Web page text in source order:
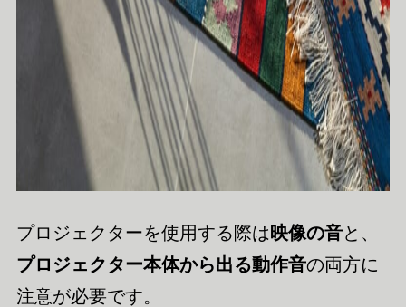
プロジェクターを使用する際は映像の音と、
プロジェクター本体から出る動作音の両方に
注意が必要です。